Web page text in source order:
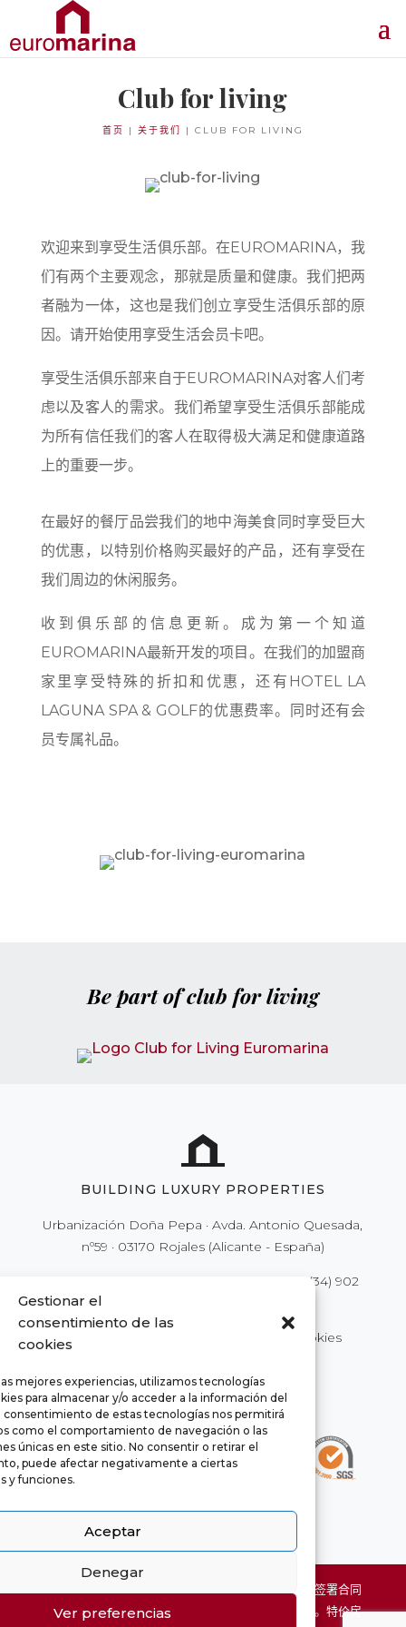
Gestionar el
consentimiento de las
cookies
mejores experiencias, utilizamos tecnologías
para almacenar y/o acceder a la información del
consentimiento de estas tecnologías nos permitirá
como el comportamiento de navegación o las
únicas en este sitio. No consentir o retirar el
puede afectar negativamente a ciertas
y funciones.
Aceptar
Denegar
Ver preferencias
Club for living
首页 | 关于我们 | CLUB FOR LIVING
欢迎来到享受生活俱乐部。在EUROMARINA，我
们有两个主要观念，那就是质量和健康。我们把两
者融为一体，这也是我们创立享受生活俱乐部的原
因。请开始使用享受生活会员卡吧。
享受生活俱乐部来自于EUROMARINA对客人们考
虑以及客人的需求。我们希望享受生活俱乐部能成
为所有信任我们的客人在取得极大满足和健康道路
上的重要一步。
在最好的餐厅品尝我们的地中海美食同时享受巨大
的优惠，以特别价格购买最好的产品，还有享受在
我们周边的休闲服务。
收到俱乐部的信息更新。成为第一个知道
EUROMARINA最新开发的项目。在我们的加盟商
家里享受特殊的折扣和优惠，还有HOTEL LA
LAGUNA SPA & GOLF的优惠费率。同时还有会
员专属礼品。
Be part of club for living
BUILDING LUXURY PROPERTIES
Urbanización Doña Pepa · Avda. Antonio Quesada,
nº59 · 03170 Rojales (Alicante - España)
(34) 902
Cookies
网站上的房源信息也许会存在错误，并不能作为最终签署合同
的数据。房源面积为约数，会根据实际情况有所改变。特价房